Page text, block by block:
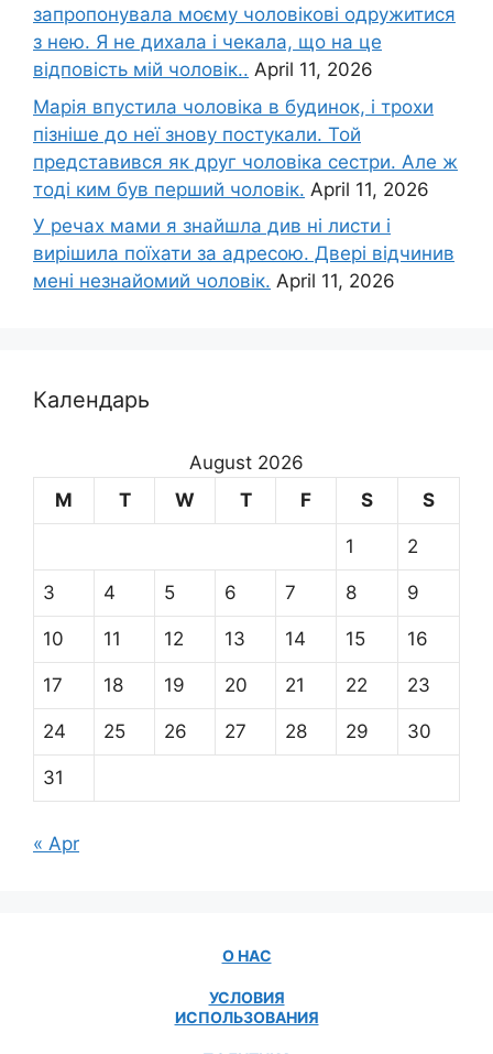
запропонувала моєму чоловікові одружитися
з нею. Я не дихала і чекала, що на це
відповість мій чоловік.. April 11, 2026
Марія впустила чоловіка в будинок, і трохи
пізніше до неї знову постукали. Той
представився як друг чоловіка сестри. Але ж
тоді ким був перший чоловік. April 11, 2026
У речах мами я знайшла див ні листи і
вирішила поїхати за адресою. Двері відчинив
мені незнайомий чоловік. April 11, 2026
Календарь
August 2026
M
T W T F S S
1 2
3 4 5 6 7 8 9
10 11 12 13 14 15 16
17 18 19 20 21 22 23
24 25 26 27 28 29 30
31
« Apr
О НАС
УСЛОВИЯ
ИСПОЛЬЗОВАНИЯ